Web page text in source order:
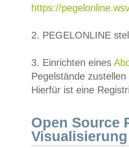
https://
2. PEGELONLINE
3. Einrichten eines
Pegelstände
Hierfür ist eine
Open Source
Visualisierung